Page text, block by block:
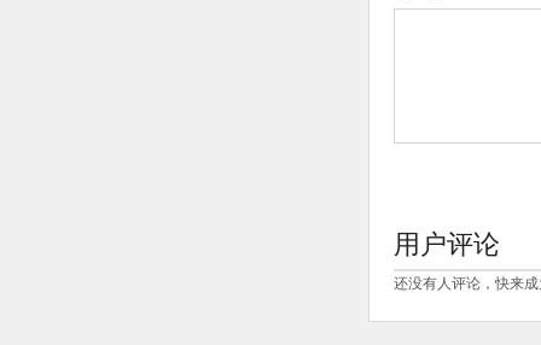
用户评论
还没有人评论，快来